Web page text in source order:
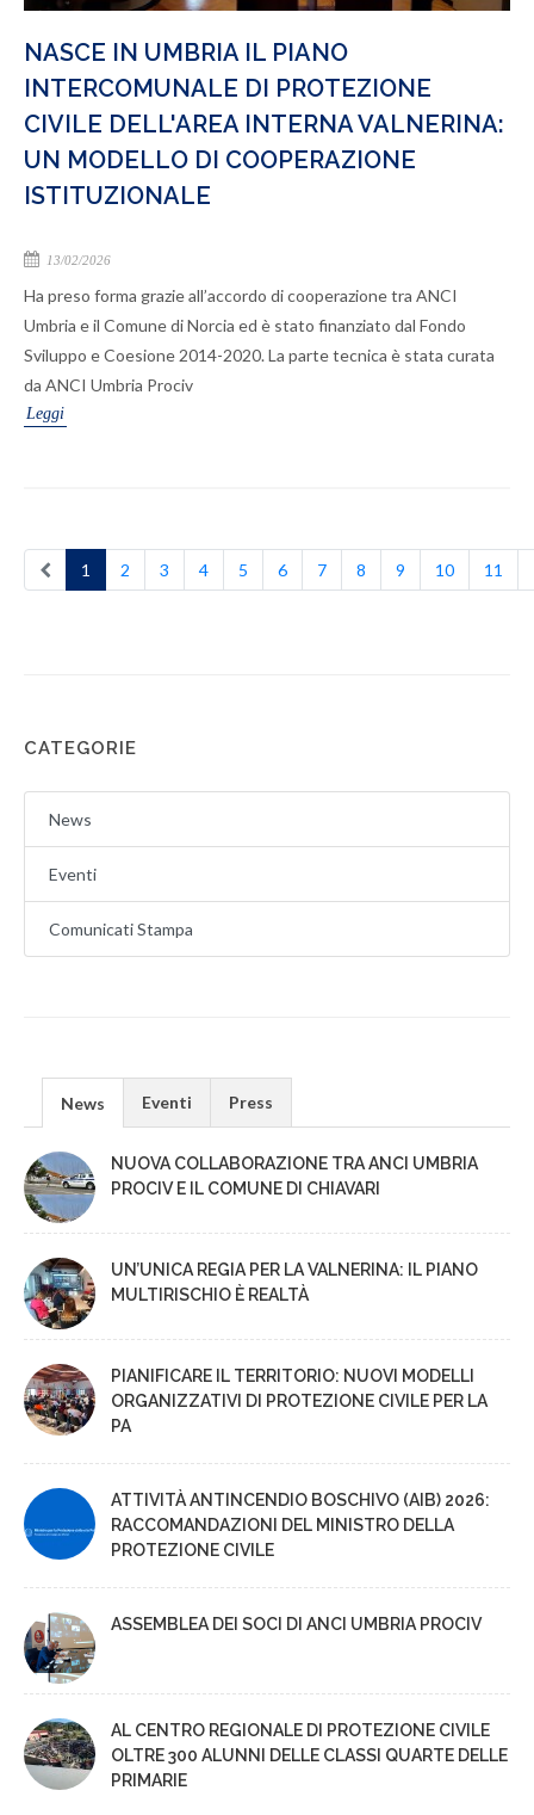
NASCE IN UMBRIA IL PIANO
INTERCOMUNALE DI PROTEZIONE
CIVILE DELL'AREA INTERNA VALNERINA:
UN MODELLO DI COOPERAZIONE
ISTITUZIONALE
13/02/2026
Ha preso forma grazie all’accordo di cooperazione tra ANCI
Umbria e il Comune di Norcia ed è stato finanziato dal Fondo
Sviluppo e Coesione 2014-2020. La parte tecnica è stata curata
da ANCI Umbria Prociv
Leggi
1 2 3 4 5 6 7 8 9 10 11
CATEGORIE
News
Eventi
Comunicati Stampa
News Eventi Press
NUOVA COLLABORAZIONE TRA ANCI UMBRIA
PROCIV E IL COMUNE DI CHIAVARI
UN’UNICA REGIA PER LA VALNERINA: IL PIANO
MULTIRISCHIO È REALTÀ
PIANIFICARE IL TERRITORIO: NUOVI MODELLI
ORGANIZZATIVI DI PROTEZIONE CIVILE PER LA
PA
ATTIVITÀ ANTINCENDIO BOSCHIVO (AIB) 2026:
RACCOMANDAZIONI DEL MINISTRO DELLA
PROTEZIONE CIVILE
ASSEMBLEA DEI SOCI DI ANCI UMBRIA PROCIV
AL CENTRO REGIONALE DI PROTEZIONE CIVILE
OLTRE 300 ALUNNI DELLE CLASSI QUARTE DELLE
PRIMARIE